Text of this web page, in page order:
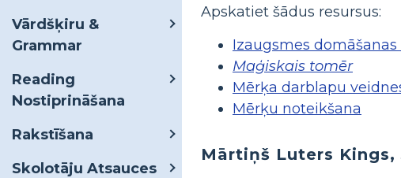
Vārdšķiru &
Grammar
Reading
Nostiprināšana
Rakstīšana
Skolotāju Atsauces
Apskatiet šādus resursus:
Izaugsmes domāšanas
Maģiskais tomēr
Mērķa darblapu
Mērķu noteikšana
Mārtiņš Luters Kings,